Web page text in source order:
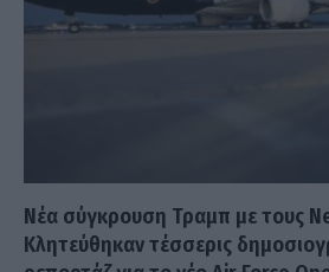
Νέα σύγκρουση Τραμπ με τους
Κλητεύθηκαν τέσσερις